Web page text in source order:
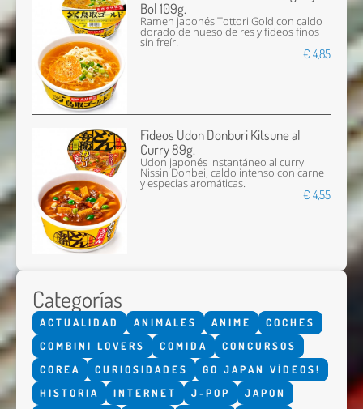
Bol 109g.
Ramen japonés Tottori Gold con caldo
dorado de hueso de res y fideos finos
sin freír.
€ 4,85
Fideos Udon Donburi Kitsune al
Curry 89g.
Udon japonés instantáneo al curry
Nissin Donbei, caldo intenso con carne
y especias aromáticas.
€ 4,55
Categorías
ACTUALIDAD ANIMALES ANIME
COCHES
COMBINI LOVERS
COMIDA
CONCURSOS
COREA
CURIOSIDADES
GO JAPAN VÍDEOS!
HISTORIA
INTERNET J-POP
JAPON